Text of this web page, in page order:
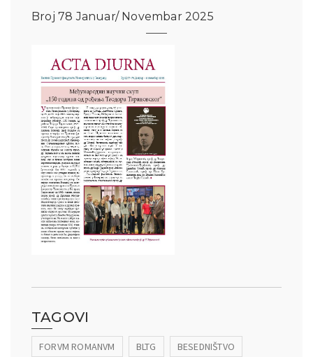
Broj 78 Januar/ Novembar 2025
TAGOVI
FORVM ROMANVM BLTG
BESEDNIŠTVO